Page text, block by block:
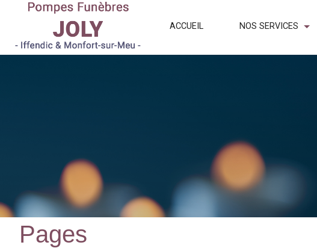
ACCUEIL NOS SERVICES
Pages